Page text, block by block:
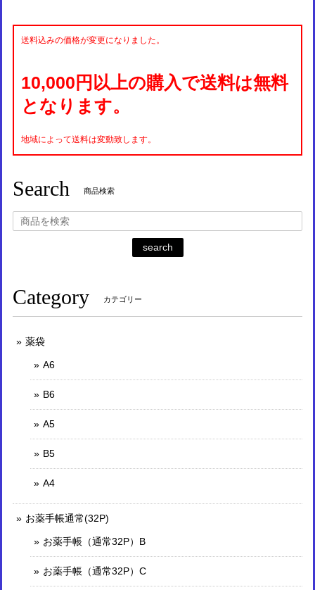
送料込みの価格が変更になりました。
10,000円以上の購入で送料は無料
となります。
地域によって送料は変動致します。
Search 商品検索
search
Category カテゴリー
薬袋
A6
B6
A5
B5
A4
お薬手帳通常(32P)
お薬手帳（通常32P）B
お薬手帳（通常32P）C